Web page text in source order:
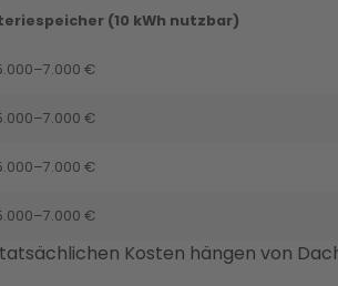
(10 kWh nutzbar)
€
€
€
€
tatsächlichen Kosten hängen von